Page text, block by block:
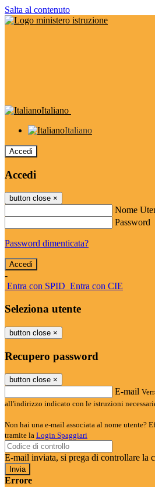
Salta al contenuto
Italiano
Italiano
Accedi
Accedi
button close ×
Nome
Password
Password dimenticata?
-
Entra con SPID Entra con CIE
Seleziona utente
button close ×
Recupero password
button close ×
E-mail
all'indirizzo indicato con le istruzioni
Non hai una e-mail associata al nome utente?
tramite la Login Spaggiari
E-mail inviata, si prega di controllare la
Errore